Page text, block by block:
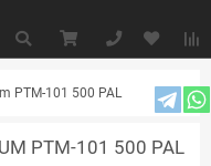
РТМ-101 500 PAL
РТМ-101 500 PAL